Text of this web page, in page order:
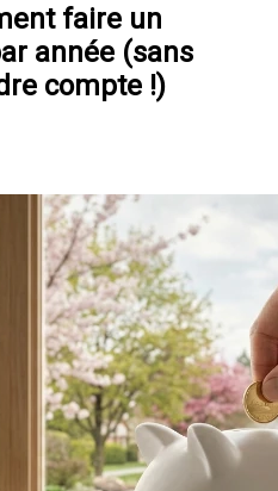
faire un
année (sans
compte !)